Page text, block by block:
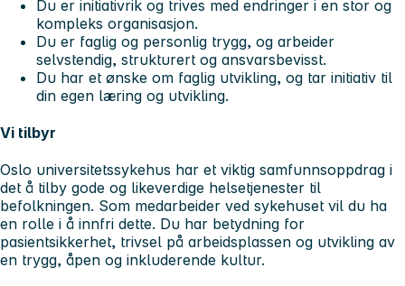
Du er initiativrik og trives med endringer i en stor og
kompleks organisasjon.
Du er faglig og personlig trygg, og arbeider
selvstendig, strukturert og ansvarsbevisst.
Du har et ønske om faglig utvikling, og tar initiativ til
din egen læring og utvikling.
Vi tilbyr
Oslo universitetssykehus har et viktig samfunnsoppdrag i
det å tilby gode og likeverdige helsetjenester til
befolkningen. Som medarbeider ved sykehuset vil du ha
en rolle i å innfri dette. Du har betydning for
pasientsikkerhet, trivsel på arbeidsplassen og utvikling av
en trygg, åpen og inkluderende kultur.